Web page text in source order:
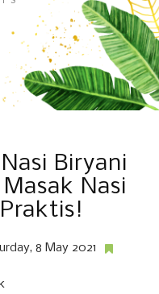
Biryani
Nasi
8 May 2021